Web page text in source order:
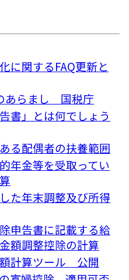
に関するFAQ更新と
あらまし 国税庁
書」とは何でしょう
る配偶者の扶養範囲
年金等を受取ってい
た年末調整及び所得
申告書に記載する給
額調整控除の計算
計算ツール 公開